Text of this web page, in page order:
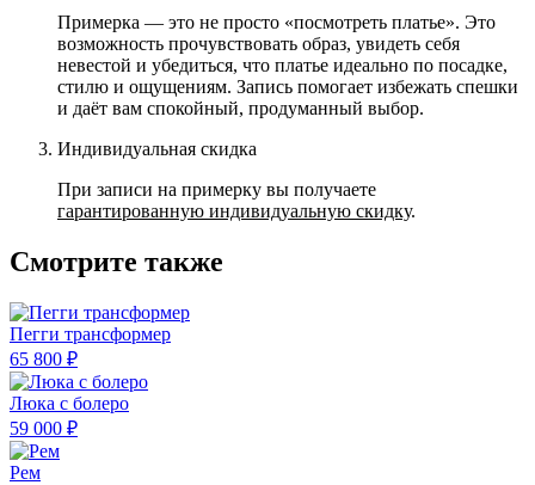
Примерка — это не просто «посмотреть платье». Это
возможность прочувствовать образ, увидеть себя
невестой и убедиться, что платье идеально по посадке,
стилю и ощущениям. Запись помогает избежать спешки
и даёт вам спокойный, продуманный выбор.
Индивидуальная скидка
При записи на примерку вы получаете
гарантированную индивидуальную скидку.
Смотрите также
Пегги трансформер
65 800 ₽
Люка с болеро
59 000 ₽
Рем